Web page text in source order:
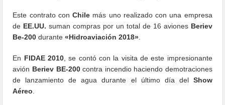
Este contrato conChile más uno realizado con una empresa
de EE.UU. suman compras por un total de 16 avionesBeriev
Be-200 durante«Hidroaviación 2018»
En FIDAE 2010 , se contó con la visita de este impresionante
avión Beriev BE-200contra incendio haciendo demotraciones
de lanzamiento de agua durante el último día delShow
Aéreo